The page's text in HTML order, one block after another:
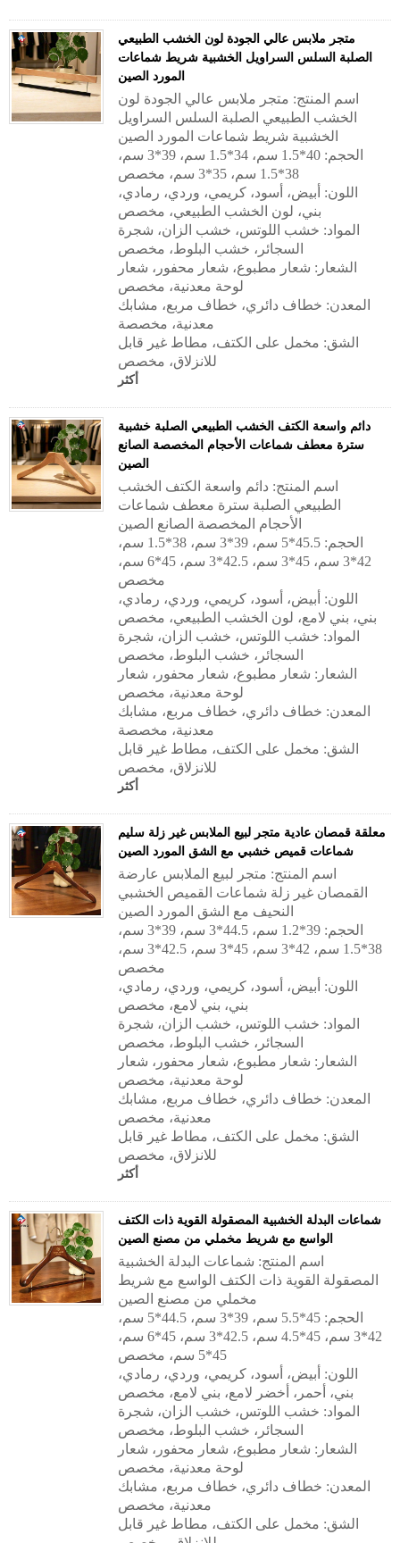
متجر ملابس عالي الجودة لون الخشب الطبيعي
الصلبة السلس السراويل الخشبية شريط شماعات
المورد الصين
اسم المنتج: متجر ملابس عالي الجودة لون
الخشب الطبيعي الصلبة السلس السراويل
الخشبية شريط شماعات المورد الصين
الحجم: 40*1.5 سم، 34*1.5 سم، 39*3 سم،
38*1.5 سم، 35*3 سم، مخصص
اللون: أبيض، أسود، كريمي، وردي، رمادي،
بني، لون الخشب الطبيعي، مخصص
المواد: خشب اللوتس، خشب الزان، شجرة
السجائر، خشب البلوط، مخصص
الشعار: شعار مطبوع، شعار محفور، شعار
لوحة معدنية، مخصص
المعدن: خطاف دائري، خطاف مربع، مشابك
معدنية، مخصصة
الشق: مخمل على الكتف، مطاط غير قابل
للانزلاق، مخصص
أكثر
دائم واسعة الكتف الخشب الطبيعي الصلبة خشبية
سترة معطف شماعات الأحجام المخصصة الصانع
الصين
اسم المنتج: دائم واسعة الكتف الخشب
الطبيعي الصلبة سترة معطف شماعات
الأحجام المخصصة الصانع الصين
الحجم: 45.5*5 سم، 39*3 سم، 38*1.5 سم،
42*3 سم، 45*3 سم، 42.5*3 سم، 45*6 سم،
مخصص
اللون: أبيض، أسود، كريمي، وردي، رمادي،
بني، بني لامع، لون الخشب الطبيعي، مخصص
المواد: خشب اللوتس، خشب الزان، شجرة
السجائر، خشب البلوط، مخصص
الشعار: شعار مطبوع، شعار محفور، شعار
لوحة معدنية، مخصص
المعدن: خطاف دائري، خطاف مربع، مشابك
معدنية، مخصصة
الشق: مخمل على الكتف، مطاط غير قابل
للانزلاق، مخصص
أكثر
معلقة قمصان عادية متجر لبيع الملابس غير زلة سليم
شماعات قميص خشبي مع الشق المورد الصين
اسم المنتج: متجر لبيع الملابس عارضة
القمصان غير زلة شماعات القميص الخشبي
النحيف مع الشق المورد الصين
الحجم: 39*1.2 سم، 44.5*3 سم، 39*3 سم،
38*1.5 سم، 42*3 سم، 45*3 سم، 42.5*3 سم،
مخصص
اللون: أبيض، أسود، كريمي، وردي، رمادي،
بني، بني لامع، مخصص
المواد: خشب اللوتس، خشب الزان، شجرة
السجائر، خشب البلوط، مخصص
الشعار: شعار مطبوع، شعار محفور، شعار
لوحة معدنية، مخصص
المعدن: خطاف دائري، خطاف مربع، مشابك
معدنية، مخصص
الشق: مخمل على الكتف، مطاط غير قابل
للانزلاق، مخصص
أكثر
شماعات البدلة الخشبية المصقولة القوية ذات الكتف
الواسع مع شريط مخملي من مصنع الصين
اسم المنتج: شماعات البدلة الخشبية
المصقولة القوية ذات الكتف الواسع مع شريط
مخملي من مصنع الصين
الحجم: 45*5.5 سم، 39*3 سم، 44.5*5 سم،
42*3 سم، 45*4.5 سم، 42.5*3 سم، 45*6 سم،
45*5 سم، مخصص
اللون: أبيض، أسود، كريمي، وردي، رمادي،
بني، أحمر، أخضر لامع، بني لامع، مخصص
المواد: خشب اللوتس، خشب الزان، شجرة
السجائر، خشب البلوط، مخصص
الشعار: شعار مطبوع، شعار محفور، شعار
لوحة معدنية، مخصص
المعدن: خطاف دائري، خطاف مربع، مشابك
معدنية، مخصص
الشق: مخمل على الكتف، مطاط غير قابل